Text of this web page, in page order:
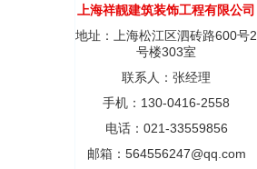
上海祥靓建筑装饰工程有限公司
地址：上海松江区泗砖路600号2
号楼303室
联系人：张经理
手机：130-0416-2558
电话：021-33559856
邮箱：564556247@qq.com